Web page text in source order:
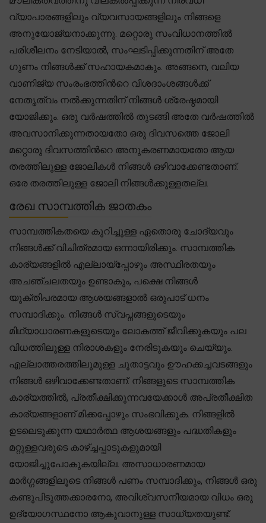
വ്യാപാരങ്ങളിലും വ്യവസായങ്ങളിലും നിങ്ങളെ
അനുയോജ്യനാക്കുന്നു. മറ്റൊരു സംവിധാനത്തിൽ
പരിശീലനം നേടിയാൽ, സംഘടിപ്പിക്കുന്നതിന് അതേ
ഗുണം നിങ്ങൾക്ക് സഹായകമാകും. അങ്ങനെ, വലിയ
വാണിജ്യ സംരംഭത്തിന്‍റെ വിശദാംശങ്ങൾക്ക്
നേതൃത്വം നൽക്കുന്നതിന് നിങ്ങൾ ശ്രേഷ്ഠമായി
യോജിക്കും. ഒരു വർഷത്തിൽ തുടങ്ങി അതേ വർഷത്തിൽ
അവസാനിക്കുന്നതായതോ ഒരു ദിവസത്തെ ജോലി
മറ്റൊരു ദിവസത്തിന്‍റെ അനുകരണമായതോ ആയ
തരത്തിലുള്ള ജോലികൾ നിങ്ങൾ ഒഴിവാക്കേണ്ടതാണ്.
ഒരേ തരത്തിലുള്ള ജോലി നിങ്ങൾക്കുള്ളതല്ല.
രേഖ സാമ്പത്തിക ജാതകം
സാമ്പത്തികതയെ കുറിച്ചുള്ള ഏതൊരു ചോദ്യവും
നിങ്ങൾക്ക് വിചിത്രമായ ഒന്നായിരിക്കും. സാമ്പത്തിക
കാര്യങ്ങളിൽ എല്ലായ്പ്പോഴും അസ്ഥിരതയും
അചഞ്ചലതയും ഉണ്ടാകും, പക്ഷെ നിങ്ങൾ
യുക്തിപരമായ ആശയങ്ങളാൽ ഒരുപാട് ധനം
സമ്പാദിക്കും. നിങ്ങൾ സ്വപ്നങ്ങളുടെയും
മിഥ്യാധാരണകളുടെയും ലോകത്ത് ജീവിക്കുകയും പല
വിധത്തിലുള്ള നിരാശകളും നേരിടുകയും ചെയ്യും.
എല്ലാത്തരത്തിലുമുള്ള ചൂതാട്ടവും ഊഹക്കച്ചവടങ്ങളും
നിങ്ങൾ ഒഴിവാക്കേണ്ടതാണ്. നിങ്ങളുടെ സാമ്പത്തിക
കാര്യത്തിൽ, പ്രതീക്ഷിക്കുന്നവയേക്കാൾ അപ്രതീക്ഷിത
കാര്യങ്ങളാണ് മിക്കപ്പോഴും സംഭവിക്കുക. നിങ്ങളിൽ
ഉടലെടുക്കുന്ന യഥാർത്ഥ ആശയങ്ങളും പദ്ധതികളും
മറ്റുള്ളവരുടെ കാഴ്ച്ചപ്പാടുകളുമായി
യോജിച്ചുപോകുകയില്ല. അസാധാരണമായ
മാർഗ്ഗങ്ങളിലൂടെ നിങ്ങൾ പണം സമ്പാദിക്കും, നിങ്ങൾ ഒരു
കണ്ടുപിടുത്തക്കാരനോ, അവിശ്വസനീയമായ വിധം ഒരു
ഉദ്യോഗസ്ഥനോ ആകുവാനുള്ള സാധ്യതയുണ്ട്.